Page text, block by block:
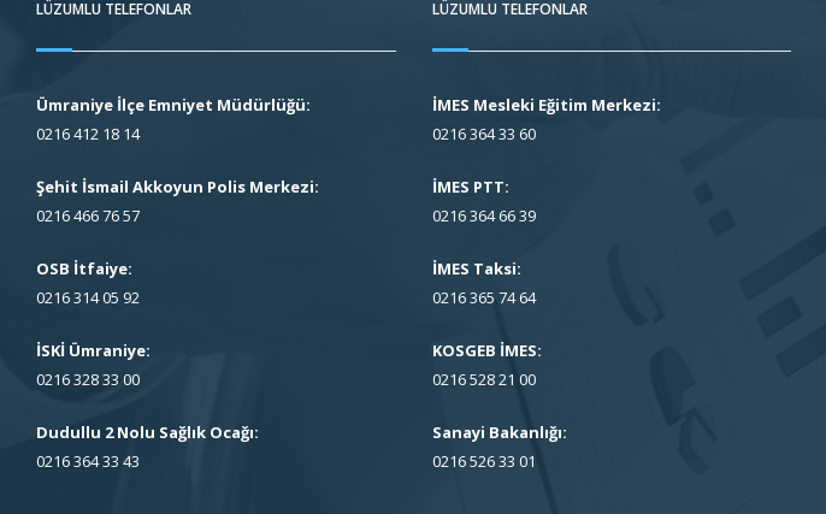
LÜZUMLU TELEFONLAR
Ümraniye İlçe Emniyet Müdürlüğü:
0216 412 18 14
Şehit İsmail Akkoyun Polis Merkezi:
0216 466 76 57
OSB İtfaiye:
0216 314 05 92
İSKİ Ümraniye:
0216 328 33 00
Dudullu 2 Nolu Sağlık Ocağı:
0216 364 33 43
LÜZUMLU TELEFONLAR
İMES Mesleki Eğitim Merkezi:
0216 364 33 60
İMES PTT:
0216 364 66 39
İMES Taksi:
0216 365 74 64
KOSGEB İMES:
0216 528 21 00
Sanayi Bakanlığı:
0216 526 33 01